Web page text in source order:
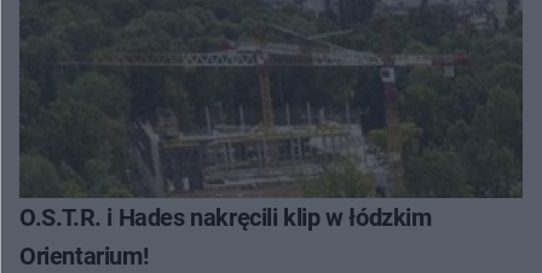
O.S.T.R. i Hades nakręcili klip w łódzkim
Orientarium!